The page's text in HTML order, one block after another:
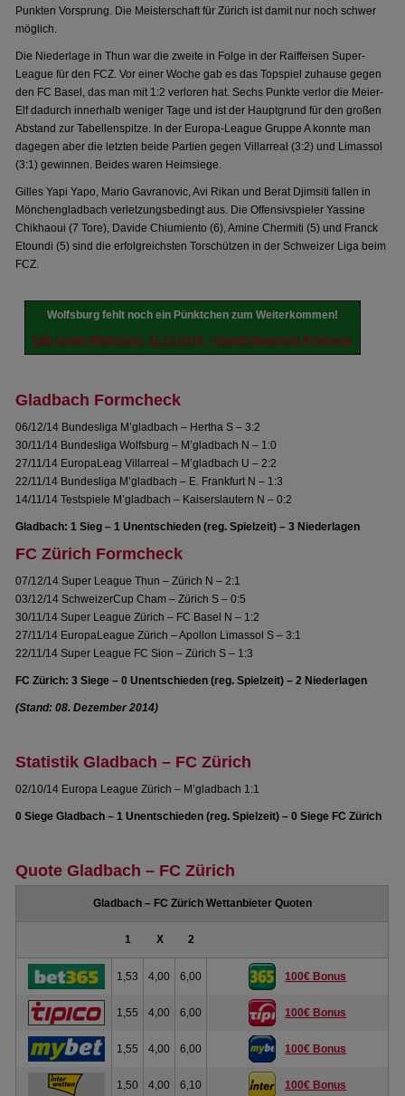
Punkten Vorsprung. Die Meisterschaft für Zürich ist damit nur noch schwer
möglich.
Die Niederlage in Thun war die zweite in Folge in der Raiffeisen Super-
League für den FCZ. Vor einer Woche gab es das Topspiel zuhause gegen
den FC Basel, das man mit 1:2 verloren hat. Sechs Punkte verlor die Meier-
Elf dadurch innerhalb weniger Tage und ist der Hauptgrund für den großen
Abstand zur Tabellenspitze. In der Europa-League Gruppe A konnte man
dagegen aber die letzten beide Partien gegen Villarreal (3:2) und Limassol
(3:1) gewinnen. Beides waren Heimsiege.
Gilles Yapi Yapo, Mario Gavranovic, Avi Rikan und Berat Djimsiti fallen in
Mönchengladbach verletzungsbedingt aus. Die Offensivspieler Yassine
Chikhaoui (7 Tore), Davide Chiumiento (6), Amine Chermiti (5) und Franck
Etoundi (5) sind die erfolgreichsten Torschützen in der Schweizer Liga beim
FCZ.
Wolfsburg fehlt noch ein Pünktchen zum Weiterkommen!
Lille gegen Wolfsburg, 11.12.2014 – Bundesligatrend Prognose
Gladbach Formcheck
06/12/14 Bundesliga M’gladbach – Hertha S – 3:2
30/11/14 Bundesliga Wolfsburg – M’gladbach N – 1:0
27/11/14 EuropaLeag Villarreal – M’gladbach U – 2:2
22/11/14 Bundesliga M’gladbach – E. Frankfurt N – 1:3
14/11/14 Testspiele M’gladbach – Kaiserslautern N – 0:2
Gladbach: 1 Sieg – 1 Unentschieden (reg. Spielzeit) – 3 Niederlagen
FC Zürich Formcheck
07/12/14 Super League Thun – Zürich N – 2:1
03/12/14 SchweizerCup Cham – Zürich S – 0:5
30/11/14 Super League Zürich – FC Basel N – 1:2
27/11/14 EuropaLeague Zürich – Apollon Limassol S – 3:1
22/11/14 Super League FC Sion – Zürich S – 1:3
FC Zürich: 3 Siege – 0 Unentschieden (reg. Spielzeit) – 2 Niederlagen
(Stand: 08. Dezember 2014)
Statistik Gladbach – FC Zürich
02/10/14 Europa League Zürich – M’gladbach 1:1
0 Siege Gladbach – 1 Unentschieden (reg. Spielzeit) – 0 Siege FC Zürich
Quote Gladbach – FC Zürich
Gladbach – FC Zürich Wettanbieter Quoten
1 X 2
1,53 4,00 6,00 100€ Bonus
1,55 4,00 6,00 100€ Bonus
1,55 4,00 6,00 100€ Bonus
1,50 4,00 6,10 100€ Bonus